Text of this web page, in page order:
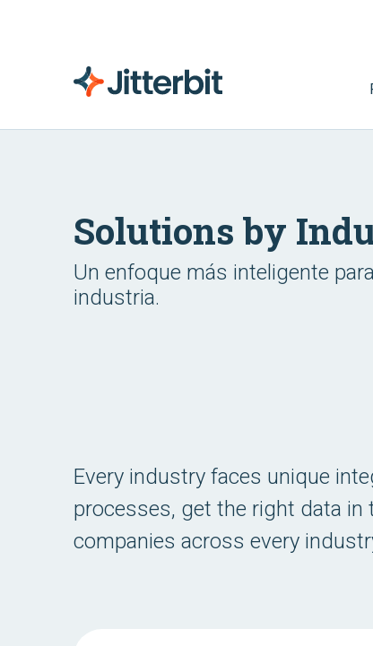
Solutions by
Un enfoque más inteligente
industria.
Every industry faces unique
processes, get the right data
companies across every